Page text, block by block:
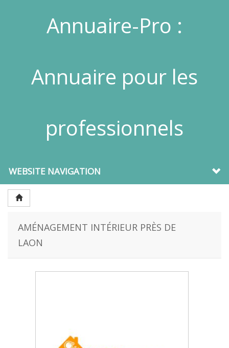
Annuaire-Pro :
Annuaire pour les
professionnels
WEBSITE NAVIGATION
AMÉNAGEMENT INTÉRIEUR PRÈS DE
LAON